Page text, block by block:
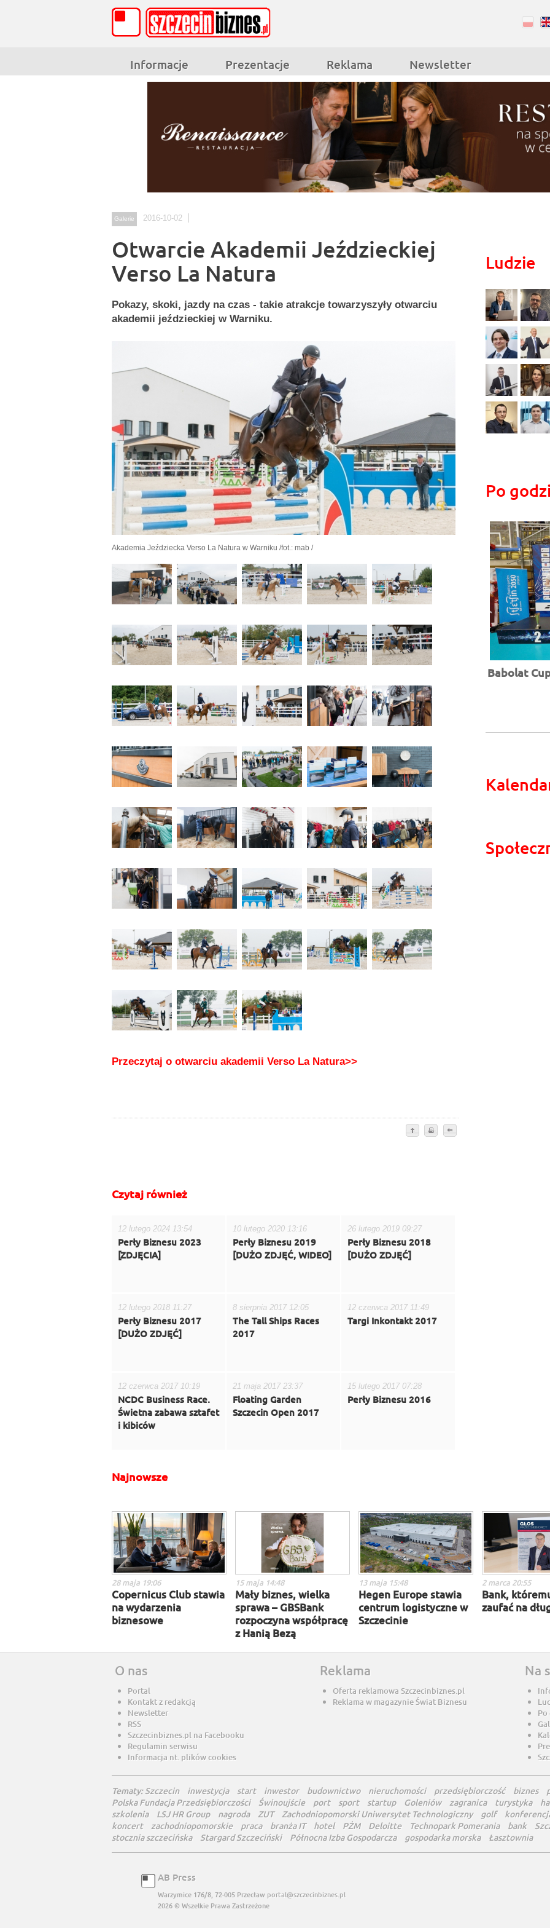
Informacje Prezentacje Reklama Newsletter
Galerie 2016-10-02
Otwarcie Akademii Jeździeckiej
Verso La Natura
Pokazy, skoki, jazdy na czas - takie atrakcje towarzyszyły otwarciu
akademii jeździeckiej w Warniku.
Akademia Jeździecka Verso La Natura w Warniku /fot.: mab /
Przeczytaj o otwarciu akademii Verso La Natura>>
Czytaj również
12 lutego 2024 13:54
Perły Biznesu 2023
[ZDJĘCIA]
10 lutego 2020 13:16
Perły Biznesu 2019
[DUŻO ZDJĘĆ, WIDEO]
26 lutego 2019 09:27
Perły Biznesu 2018
[DUŻO ZDJĘĆ]
12 lutego 2018 11:27
Perły Biznesu 2017
[DUŻO ZDJĘĆ]
8 sierpnia 2017 12:05
The Tall Ships Races
2017
12 czerwca 2017 11:49
Targi Inkontakt 2017
12 czerwca 2017 10:19
NCDC Business Race.
Świetna zabawa sztafet
i kibiców
21 maja 2017 23:37
Floating Garden
Szczecin Open 2017
15 lutego 2017 07:28
Perły Biznesu 2016
Ludzie
Po
Babolat
Najnowsze
28 maja 19:06
Copernicus Club stawia
na wydarzenia
biznesowe
15 maja 14:48
Mały biznes, wielka
sprawa – GBSBank
rozpoczyna współpracę
z Hanią Bezą
13 maja 15:48
Hegen Europe stawia
centrum logistyczne w
Szczecinie
2 marca 20:55
Bank,
zaufać na
O nas
Portal
Kontakt z redakcją
Newsletter
RSS
Szczecinbiznes.pl na Facebooku
Regulamin serwisu
Informacja nt. plików cookies
Reklama
Oferta reklamowa Szczecinbiznes.pl
Reklama w magazynie Świat Biznesu
Na
Tematy:Szczecin inwestycja start inwestor budownictwo nieruchomości przedsiębiorczość biznes
Polska Fundacja Przedsiębiorczości
Świnoujście port sport startup Goleniów zagranica turystyka
szkolenia
LSJ HR Group nagroda ZUT Zachodniopomorski Uniwersytet Technologiczny golf
koncert
zachodniopomorskie praca branża IT hotel PŻM Deloitte Technopark Pomerania bank
stocznia szczecińska
Stargard Szczeciński Północna Izba Gospodarcza gospodarka morska Łasztownia
AB Press
Warzymice 176/8, 72-005 Przecław portal@szczecinbiznes.pl
2026 © Wszelkie Prawa Zastrzeżone